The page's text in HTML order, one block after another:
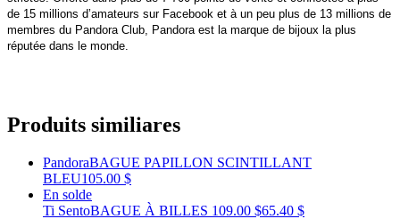
de 15 millions d’amateurs sur Facebook et à un peu plus de 13 millions de
membres du Pandora Club, Pandora est la marque de bijoux la plus
réputée dans le monde.
Produits similiares
PandoraBAGUE PAPILLON SCINTILLANT
BLEU105.00 $
En solde
Ti SentoBAGUE À BILLES 109.00 $65.40 $